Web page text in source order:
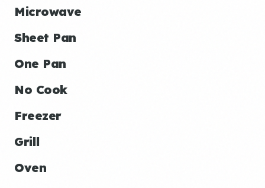
Microwave
Sheet Pan
One Pan
No Cook
Freezer
Grill
Oven